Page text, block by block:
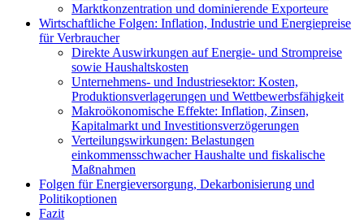
Marktkonzentration und dominierende Exporteure
Wirtschaftliche Folgen: Inflation, Industrie und Energiepreise
für Verbraucher
Direkte Auswirkungen auf Energie- und Strompreise
sowie Haushaltskosten
Unternehmens- und Industriesektor: Kosten,
Produktionsverlagerungen und Wettbewerbsfähigkeit
Makroökonomische Effekte: Inflation, Zinsen,
Kapitalmarkt und Investitionsverzögerungen
Verteilungswirkungen: Belastungen
einkommensschwacher Haushalte und fiskalische
Maßnahmen
Folgen für Energieversorgung, Dekarbonisierung und
Politikoptionen
Fazit